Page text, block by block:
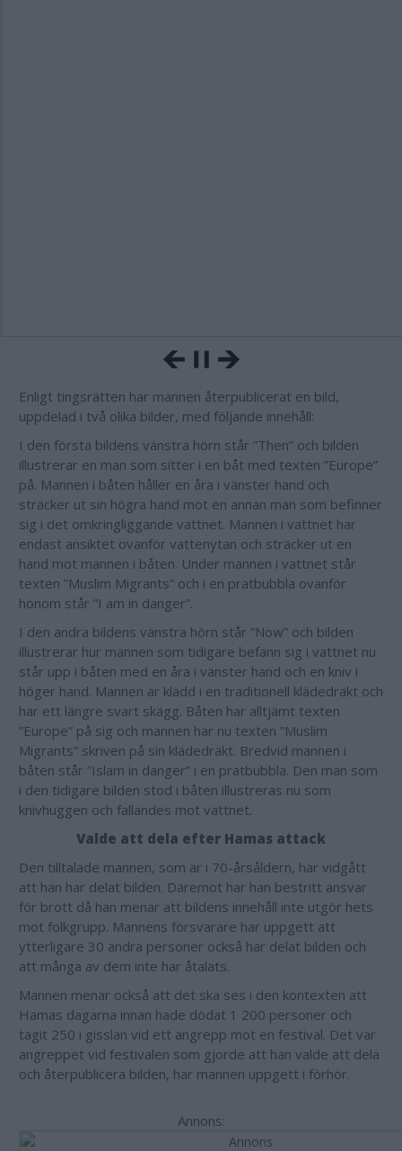
Enligt tingsrätten har mannen återpublicerat en bild,
uppdelad i två olika bilder, med följande innehåll:
I den första bildens vänstra hörn står ”Then” och bilden
illustrerar en man som sitter i en båt med texten ”Europe”
på. Mannen i båten håller en åra i vänster hand och
sträcker ut sin högra hand mot en annan man som befinner
sig i det omkringliggande vattnet. Mannen i vattnet har
endast ansiktet ovanför vattenytan och sträcker ut en
hand mot mannen i båten. Under mannen i vattnet står
texten ”Muslim Migrants” och i en pratbubbla ovanför
honom står ”I am in danger”.
I den andra bildens vänstra hörn står ”Now” och bilden
illustrerar hur mannen som tidigare befann sig i vattnet nu
står upp i båten med en åra i vänster hand och en kniv i
höger hand. Mannen är klädd i en traditionell klädedräkt och
har ett längre svart skägg. Båten har alltjämt texten
”Europe” på sig och mannen har nu texten ”Muslim
Migrants” skriven på sin klädedräkt. Bredvid mannen i
båten står ”Islam in danger” i en pratbubbla. Den man som
i den tidigare bilden stod i båten illustreras nu som
knivhuggen och fallandes mot vattnet.
Valde att dela efter Hamas attack
Den tilltalade mannen, som är i 70-årsåldern, har vidgått
att han har delat bilden. Däremot har han bestritt ansvar
för brott då han menar att bildens innehåll inte utgör hets
mot folkgrupp. Mannens försvarare har uppgett att
ytterligare 30 andra personer också har delat bilden och
att många av dem inte har åtalats.
Mannen menar också att det ska ses i den kontexten att
Hamas dagarna innan hade dödat 1 200 personer och
tagit 250 i gisslan vid ett angrepp mot en festival. Det var
angreppet vid festivalen som gjorde att han valde att dela
och återpublicera bilden, har mannen uppgett i förhör.
Annons: